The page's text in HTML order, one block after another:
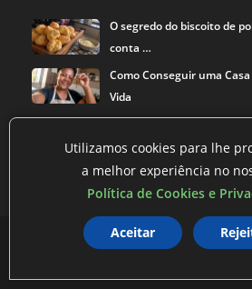
O segredo do biscoito de
conta …
Como Conseguir uma
Vida
Solução que …
Política de privacidade Termos de Uso
Utilizamos cookies para lhe
a melhor experiência no
Política de Cookies e
Aceitar